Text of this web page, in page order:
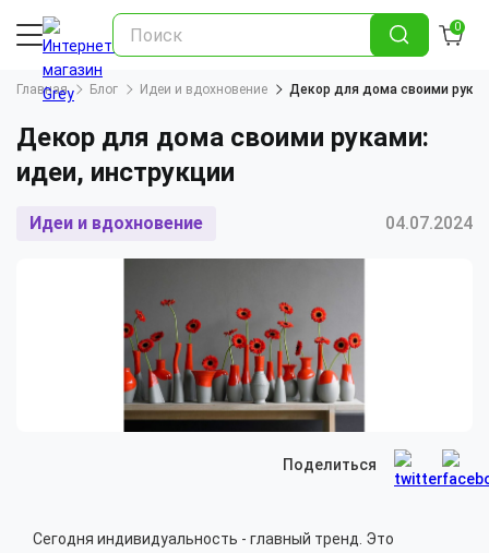
0
Главная Блог Идеи и вдохновение Декор для дома своими
Декор для дома своими руками:
идеи, инструкции
Идеи и вдохновение 04.07.2024
Поделиться
Сегодня индивидуальность - главный тренд. Это